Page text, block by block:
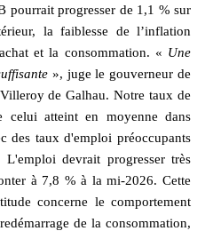
pourrait progresser de 1,1 % sur
la faiblesse de l’inflation
et la consommation. « Une
», juge le gouverneur de
de Galhau. Notre taux de
celui atteint en moyenne dans
des taux d'emploi préoccupants
devrait progresser très
à 7,8 % à la mi-2026. Cette
concerne le comportement
de la consommation,